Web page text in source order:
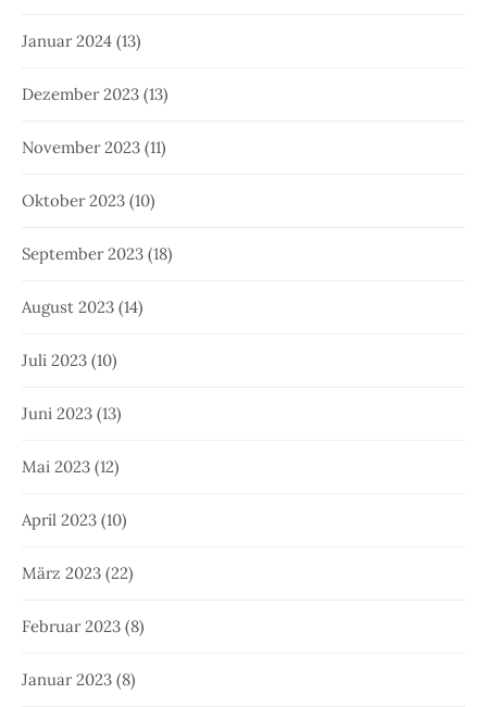
Januar 2024 (13)
Dezember 2023 (13)
November 2023 (11)
Oktober 2023 (10)
September 2023 (18)
August 2023 (14)
Juli 2023 (10)
Juni 2023 (13)
Mai 2023 (12)
April 2023 (10)
März 2023 (22)
Februar 2023 (8)
Januar 2023 (8)